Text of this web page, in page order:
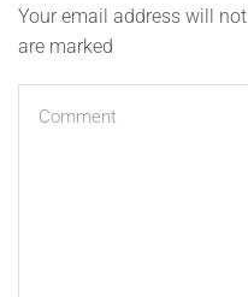
Your email address will
are marked